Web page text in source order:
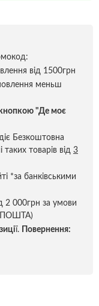
від 1500грн
меньш
кнопкою "Де моє
Безкоштовна
товарів від 3
*за банківськими
2 000грн за умови
ПОШТА)
ї.
Повернення: